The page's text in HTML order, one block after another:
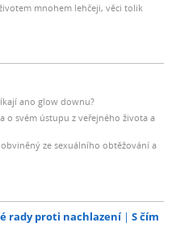
mnohem lehčeji, věci tolik
ano glow downu?
o svém ústupu z veřejného života a
ze sexuálního obtěžování a
rady proti nachlazení
S čím